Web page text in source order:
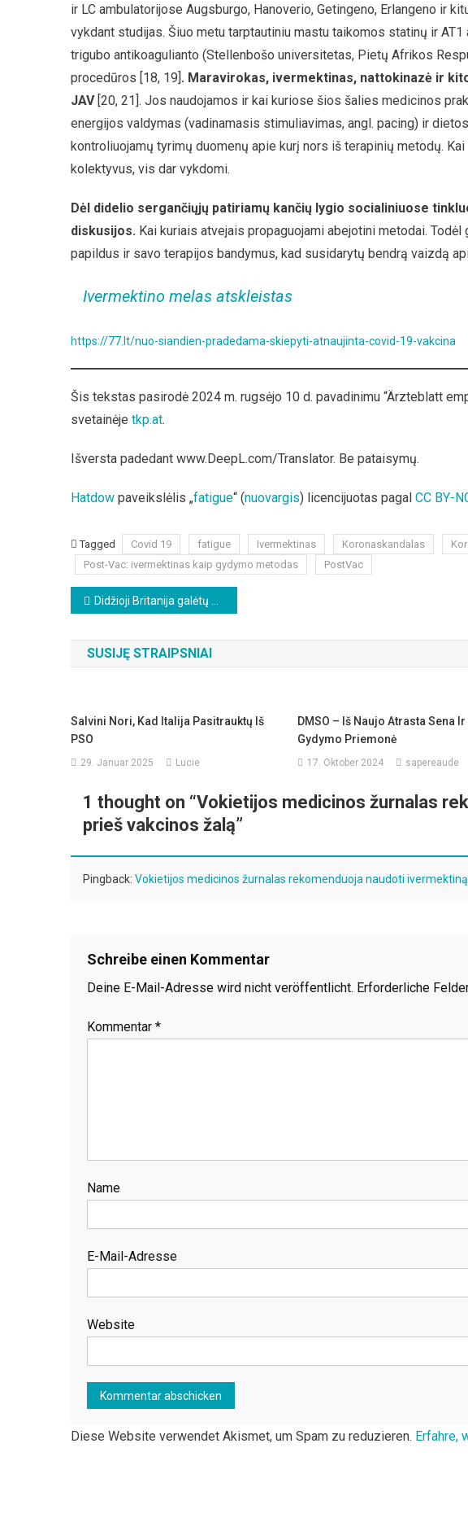
ir LC ambulatorijose Augsburgo, Hanoverio, Getingeno, Erlangeno ir
vykdant studijas. Šiuo metu tarptautiniu mastu taikomos statinų ir
trigubo antikoagulianto (Stellenbošo universitetas, Pietų Afrikos
procedūros [18, 19]. Maravirokas, ivermektinas, nattokinazė ir
JAV [20, 21]. Jos naudojamos ir kai kuriose šios šalies medicinos
energijos valdymas (vadinamasis stimuliavimas, angl. pacing) ir
kontroliuojamų tyrimų duomenų apie kurį nors iš terapinių metodų.
kolektyvus, vis dar vykdomi.
Dėl didelio sergančiųjų patiriamų kančių lygio socialiniuose
diskusijos. Kai kuriais atvejais propaguojami abejotini metodai.
papildus ir savo terapijos bandymus, kad susidarytų bendrą vaizdą
Ivermektino melas atskleistas
https://77.lt/nuo-siandien-pradedama-skiepyti-atnaujinta-covid-19-vakcina
Šis tekstas pasirodė 2024 m. rugsėjo 10 d. pavadinimu “Ärzteblatt
svetainėje tkp.at.
Išversta padedant www.DeepL.com/Translator. Be pataisymų.
Hatdow paveikslėlis „fatigue“ (nuovargis) licencijuotas pagal CC BY-
Tagged Covid 19 fatigue Ivermektinas Koronaskandalas
Post-Vac: ivermektinas kaip gydymo metodas
PostVac
Beitragsnavigation
Didžioji Britanija galėtų pasimokyti iš griežtos Šveicarijos pozicijos migracijos klausimu
SUSIJĘ STRAIPSNIAI
Salvini Nori, Kad Italija Pasitrauktų Iš
PSO
29. Januar 2025 Lucie
DMSO – Iš Naujo Atrasta Sena
Gydymo Priemonė
17. Oktober 2024 sapereaude
1 thought on “Vokietijos medicinos žurnalas
prieš vakcinos žalą”
Pingback: Vokietijos medicinos žurnalas rekomenduoja naudoti
Schreibe einen Kommentar
Deine E-Mail-Adresse wird nicht veröffentlicht. Erforderliche
Kommentar *
Name
E-Mail-Adresse
Website
Diese Website verwendet Akismet, um Spam zu reduzieren. Erfahre,